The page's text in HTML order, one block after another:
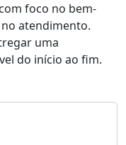
foco no bem-
no atendimento.
uma
do início ao fim.